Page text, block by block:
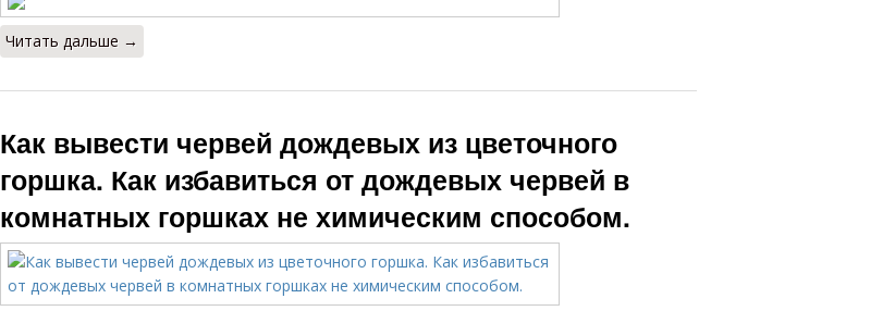
Читать дальше →
Как вывести червей дождевых из цветочного
горшка. Как избавиться от дождевых червей в
комнатных горшках не химическим способом.